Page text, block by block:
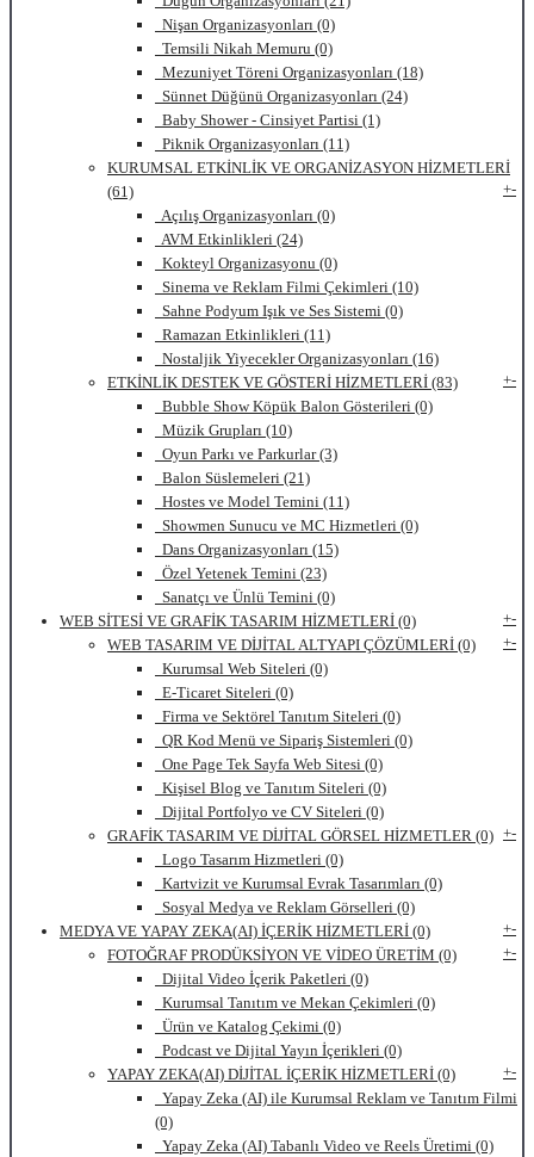
Nişan Organizasyonları (0)
Temsili Nikah Memuru (0)
Mezuniyet Töreni Organizasyonları (18)
Sünnet Düğünü Organizasyonları (24)
Baby Shower - Cinsiyet Partisi (1)
Piknik Organizasyonları (11)
KURUMSAL ETKİNLİK VE ORGANİZASYON HİZMETLERİ
(61)
+-
Açılış Organizasyonları (0)
AVM Etkinlikleri (24)
Kokteyl Organizasyonu (0)
Sinema ve Reklam Filmi Çekimleri (10)
Sahne Podyum Işık ve Ses Sistemi (0)
Ramazan Etkinlikleri (11)
Nostaljik Yiyecekler Organizasyonları (16)
ETKİNLİK DESTEK VE GÖSTERİ HİZMETLERİ (83)
+-
Bubble Show Köpük Balon Gösterileri (0)
Müzik Grupları (10)
Oyun Parkı ve Parkurlar (3)
Balon Süslemeleri (21)
Hostes ve Model Temini (11)
Showmen Sunucu ve MC Hizmetleri (0)
Dans Organizasyonları (15)
Özel Yetenek Temini (23)
Sanatçı ve Ünlü Temini (0)
WEB SİTESİ VE GRAFİK TASARIM HİZMETLERİ (0)
+-
WEB TASARIM VE DİJİTAL ALTYAPI ÇÖZÜMLERİ (0)
+-
Kurumsal Web Siteleri (0)
E-Ticaret Siteleri (0)
Firma ve Sektörel Tanıtım Siteleri (0)
QR Kod Menü ve Sipariş Sistemleri (0)
One Page Tek Sayfa Web Sitesi (0)
Kişisel Blog ve Tanıtım Siteleri (0)
Dijital Portfolyo ve CV Siteleri (0)
GRAFİK TASARIM VE DİJİTAL GÖRSEL HİZMETLER (0) +-
Logo Tasarım Hizmetleri (0)
Kartvizit ve Kurumsal Evrak Tasarımları (0)
Sosyal Medya ve Reklam Görselleri (0)
MEDYA VE YAPAY ZEKA(AI) İÇERİK HİZMETLERİ (0)
+-
FOTOĞRAF PRODÜKSİYON VE VİDEO ÜRETİM (0)
+-
Dijital Video İçerik Paketleri (0)
Kurumsal Tanıtım ve Mekan Çekimleri (0)
Ürün ve Katalog Çekimi (0)
Podcast ve Dijital Yayın İçerikleri (0)
YAPAY ZEKA(AI) DİJİTAL İÇERİK HİZMETLERİ (0)
+-
Yapay Zeka (AI) ile Kurumsal Reklam ve Tanıtım Filmi
(0)
Yapay Zeka (AI) Tabanlı Video ve Reels Üretimi (0)